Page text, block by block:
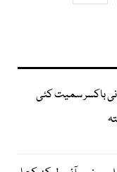
باکسر سمیت کئی